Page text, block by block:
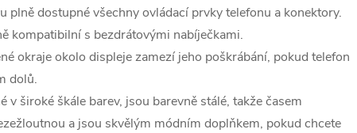
plně dostupné všechny ovládací prvky telefonu a konektory.
kompatibilní s bezdrátovými nabíječkami.
okraje okolo displeje zamezí jeho poškrábání, pokud telefon
dolů.
v široké škále barev, jsou barevně stálé, takže časem
a jsou skvělým módním doplňkem, pokud chcete